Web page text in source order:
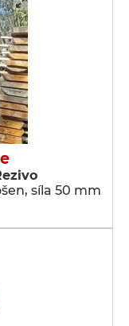
síla 50 mm